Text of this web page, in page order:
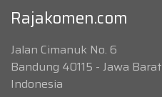
Rajakomen.com
Jalan Cimanuk No. 6
Bandung 40115 - Jawa Barat
Indonesia